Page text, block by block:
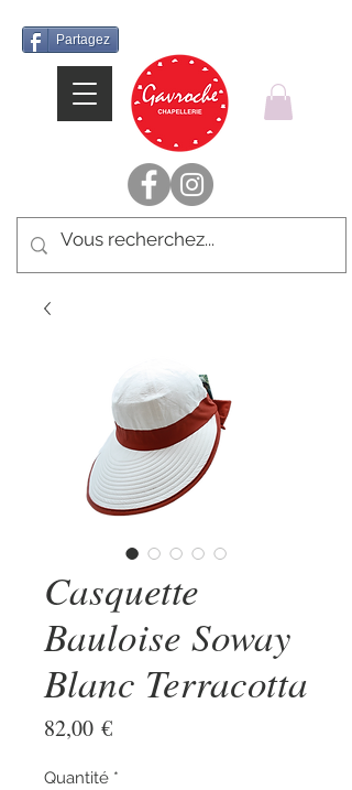
Partagez
Casquette
Bauloise Soway
Blanc Terracotta
82,00 €Prix
Quantité *